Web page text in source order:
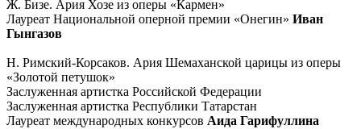
Ж. Бизе. Ария Хозе из оперы «Кармен»
Лауреат Национальной оперной премии «Онегин» Иван
Гынгазов
Н. Римский-Корсаков. Ария Шемаханской царицы из оперы
«Золотой петушок»
Заслуженная артистка Российской Федерации
Заслуженная артистка Республики Татарстан
Лауреат международных конкурсов Аида Гарифуллина